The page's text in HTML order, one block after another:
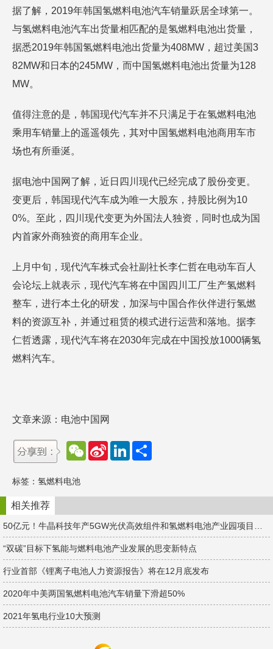
据了解，2019年韩国氢燃料电池汽车销量跃居全球第一。
与氢燃料电池汽车出货量相匹配的是氢燃料电池出货量，
据悉2019年韩国氢燃料电池出货量为408MW，超过美国3
82MW和日本的245MW，而中国氢燃料电池出货量为128
MW。
值得注意的是，韩国现代汽车并不只满足于在氢燃料电池
乘用车销量上的遥遥领先，其对中国氢燃料电池商用车市
场也有所垂涎。
据电池中国网了解，近日四川现代已经完成了股份变更。
变更后，韩国现代汽车成为唯一大股东，持股比例为10
0%。至此，四川现代变更为外国法人独资，同时也成为国
内首家外商独资的商用车企业。
上月中旬，现代汽车株式会社副社长李仁哲在电动车百人
会论坛上就表示，现代汽车将在中国四川工厂生产氢燃料
整车，进行本土化的研发，加深与中国合作伙伴进行氢燃
料的资源互补，并通过租赁的模式进行运营和落地。据李
仁哲透露，现代汽车将在2030年完成在中国投放1000辆氢
燃料汽车。
文章来源：电池中国网
W
e
t
S
e
b
o
L
d
n
标签： 氢燃料电池
相关推荐
“双碳”目标下氢能与燃料电池产业发展的思变新特点
行业首部《锂离子电池人力资源报告》将在12月底发布
2020年中美两国氢燃料电池汽车销量下滑超50%
2021年氢电行业10大预测